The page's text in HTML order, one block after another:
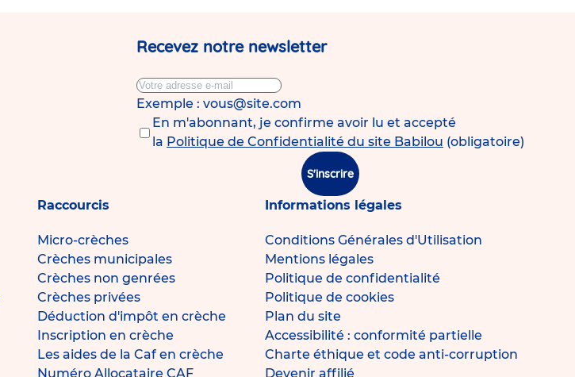
Recevez notre newsletter
Exemple : vous@site.com
En m'abonnant, je confirme avoir lu et accepté
la Politique de Confidentialité du site Babilou (obligatoire)
S'inscrire
Raccourcis
Micro-crèches
Crèches municipales
Crèches non genrées
Crèches privées
Déduction d'impôt en crèche
Inscription en crèche
Les aides de la Caf en crèche
Numéro Allocataire CAF
Informations légales
Conditions Générales d'Utilisation
Mentions légales
Politique de confidentialité
Politique de cookies
Plan du site
Accessibilité : conformité partielle
Charte éthique et code anti-corruption
Devenir affilié